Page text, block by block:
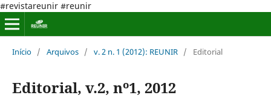
#revistareunir #reunir
Início / Arquivos / v. 2 n. 1 (2012): REUNIR / Editorial
Editorial, v.2, nº1, 2012